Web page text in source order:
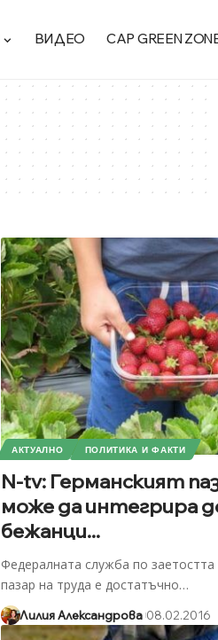
ВИДЕО CAP GREEN
АКТУАЛНО ПОЛИТИКА И ФАКТИ
N-tv: Германският
може да интегрира
бежанци...
Федералната служба по
пазар на труда е достатъчно…
Лилия Александрова 08.02.2016